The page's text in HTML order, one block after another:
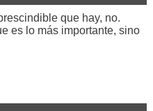
que hay, no.
es lo más importante, sino